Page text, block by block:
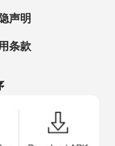
声明
条款